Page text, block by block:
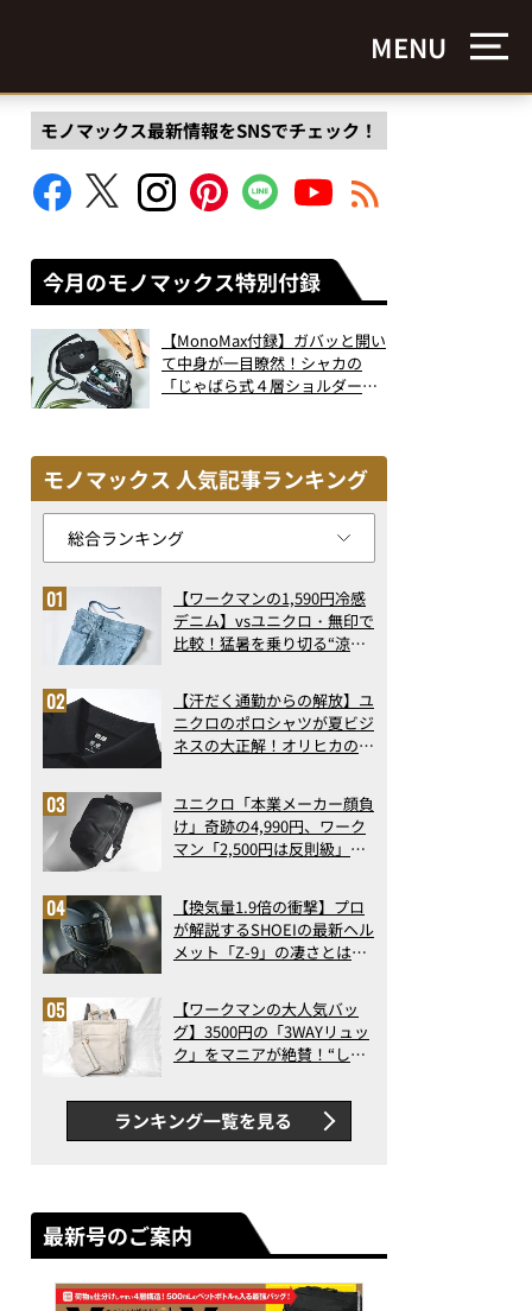
MENU
モノマックス最新情報をSNSでチェック！
今月のモノマックス特別付録
【MonoMax付録】ガバッと開い
て中身が一目瞭然！シャカの
「じゃばら式４層ショルダーバ
モノマックス 人気記事ランキング
【ワークマンの1,590円冷感
デニム】vsユニクロ・無印で
比較！猛暑を乗り切る“涼感
で決定版
【汗だく通勤からの解放】ユ
ニクロのポロシャツが夏ビジ
ネスの大正解！オリヒカの透
アの実力
ユニクロ「本業メーカー顔負
け」奇跡の4,990円、ワーク
マン「2,500円は反則級」凄
ト3】（2026年6月版）
【換気量1.9倍の衝撃】プロ
が解説するSHOEIの最新ヘル
メット「Z-9」の凄さとは？
ス【ワークマンの大人気バッ
グ】3500円の「3WAYリュッ
ク」をマニアが絶賛！“しご
判以上に優秀だった
ランキング一覧を見る
最新号のご案内